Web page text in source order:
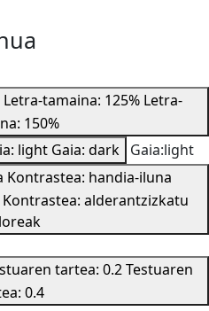
Letra-tamaina: 125% Letra-
150%
light Gaia: dark Gaia:light
Kontrastea: handia-iluna
Kontrastea: alderantzizkatu
tartea: 0.2 Testuaren
0.4